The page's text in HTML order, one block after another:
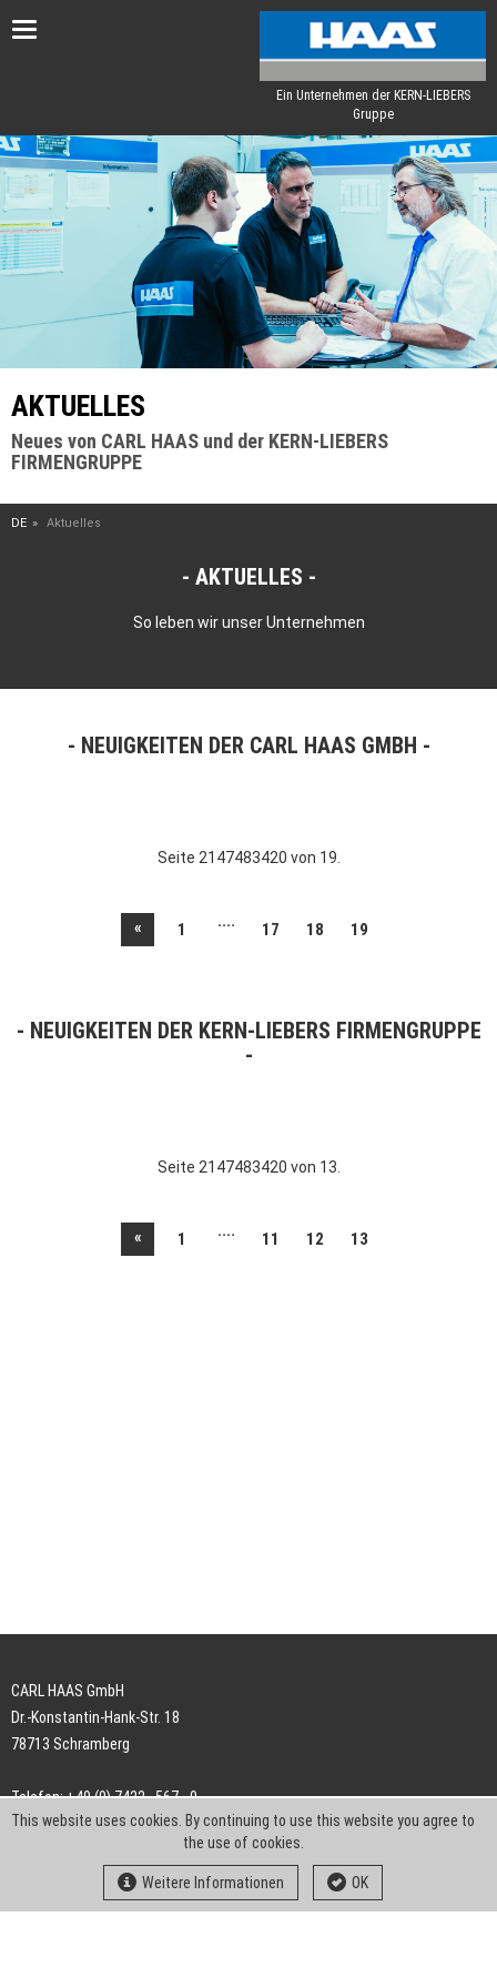
Toggle
Ein Unternehmen der KERN-LIEBERS
Gruppe
AKTUELLES
Neues von CARL HAAS und der KERN-LIEBERS
FIRMENGRUPPE
DE Aktuelles
AKTUELLES
So leben wir unser Unternehmen
NEUIGKEITEN DER CARL HAAS GMBH
Seite 2147483420 von 19.
« 1 .... 17 18 19
NEUIGKEITEN DER KERN-LIEBERS FIRMENGRUPPE
Seite 2147483420 von 13.
« 1 .... 11 12 13
CARL HAAS GmbH
Dr.-Konstantin-Hank-Str. 18
78713 Schramberg
Telefon: +49 (0) 7422 . 567 - 0
Telefax: +49 (0) 7422 . 567 - 239
info-ch@kern-liebers.com
This website uses cookies. By continuing to use this website you agree to
the use of cookies.
Weitere Informationen OK